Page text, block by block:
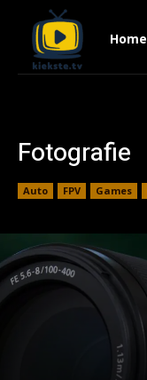
Home
Fotografie
Auto FPV Games